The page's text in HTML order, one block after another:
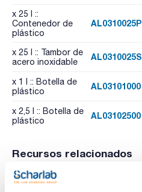
x 25 l ::
Contenedor de
plástico
AL0310025P
x 25 l :: Tambor de
acero inoxidable
AL0310025S
x 1 l :: Botella de
plástico
AL03101000
x 2,5 l :: Botella de
plástico
AL03102500
Recursos relacionados
Publicación